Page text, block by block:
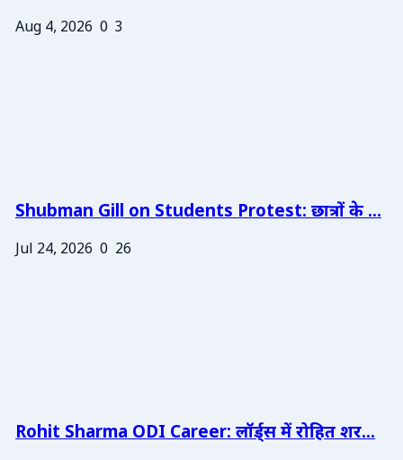
Aug 4, 2026 0 3
Shubman Gill on Students Protest: छात्रों के ...
Jul 24, 2026 0 26
Rohit Sharma ODI Career: लॉर्ड्स में रोहित शर...